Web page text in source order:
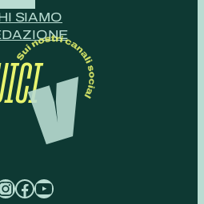
SIAMO
Facebook YouTube